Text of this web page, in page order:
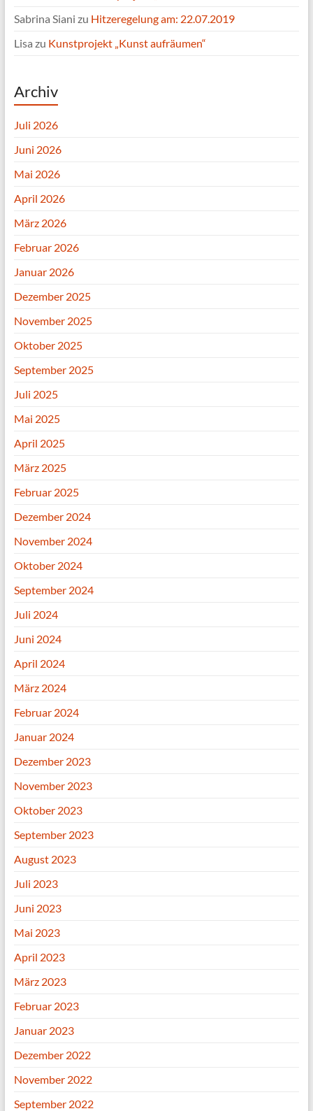
Sabrina Siani zu Hitzeregelung am: 22.07.2019
Lisa zu Kunstprojekt „Kunst aufräumen“
Archiv
Juli 2026
Juni 2026
Mai 2026
April 2026
März 2026
Februar 2026
Januar 2026
Dezember 2025
November 2025
Oktober 2025
September 2025
Juli 2025
Mai 2025
April 2025
März 2025
Februar 2025
Dezember 2024
November 2024
Oktober 2024
September 2024
Juli 2024
Juni 2024
April 2024
März 2024
Februar 2024
Januar 2024
Dezember 2023
November 2023
Oktober 2023
September 2023
August 2023
Juli 2023
Juni 2023
Mai 2023
April 2023
März 2023
Februar 2023
Januar 2023
Dezember 2022
November 2022
September 2022